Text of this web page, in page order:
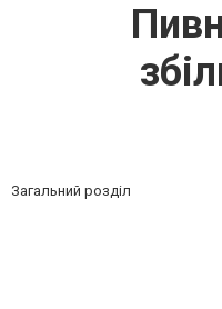
Загальний розділ